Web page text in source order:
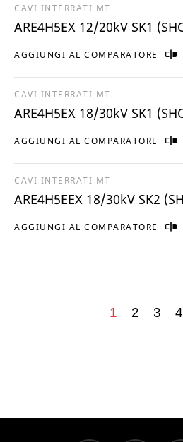
AGGIUNGI AL COMPARATORE
CAVI INTERRATI MT
ARE4H5EX 12/20kV SK1
AGGIUNGI AL COMPARATORE
CAVI INTERRATI MT
ARE4H5EX 18/30kV SK1
AGGIUNGI AL COMPARATORE
CAVI INTERRATI MT
ARE4H5EEX 18/30kV SK2
1 2 3 4